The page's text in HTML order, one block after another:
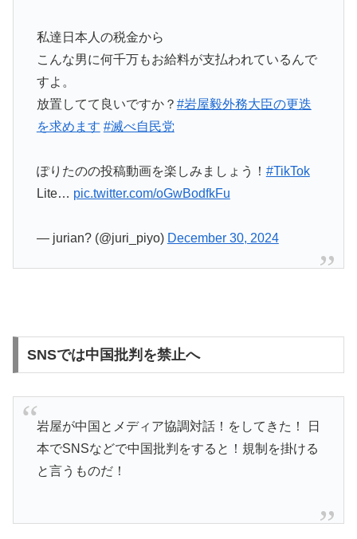
私達日本人の税金から
こんな男に何千万もお給料が支払われているんで
すよ。
放置してて良いですか？ #岩屋毅外務大臣の更迭
を求めます #滅べ自民党
ぽりたのの投稿動画を楽しみましょう！ #TikTok
Lite… pic.twitter.com/oGwBodfkFu
— jurian? (@juri_piyo) December 30, 2024
SNSでは中国批判を禁止へ
岩屋が中国とメディア協調対話！をしてきた！ 日
本でSNSなどで中国批判をすると！規制を掛ける
と言うものだ！